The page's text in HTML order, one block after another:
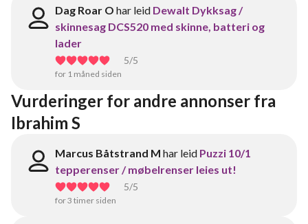
Dag Roar O har leid Dewalt Dykksag /
skinnesag DCS520 med skinne, batteri og
lader
5/5
for 1 måned siden
Vurderinger for andre annonser fra
Ibrahim S
Marcus Båtstrand M har leid Puzzi 10/1
tepperenser / møbelrenser leies ut!
5/5
for 3 timer siden